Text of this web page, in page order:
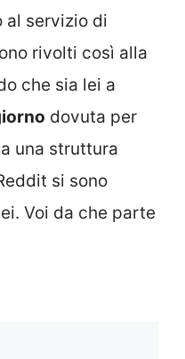
al servizio di
rivolti così alla
che sia lei a
dovuta per
una struttura
si sono
Voi da che parte